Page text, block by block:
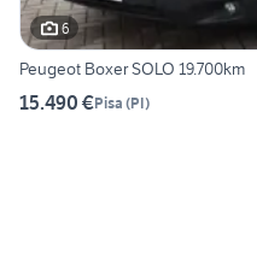
6
Peugeot Boxer SOLO 19.700km
15.490 €Pisa (PI)